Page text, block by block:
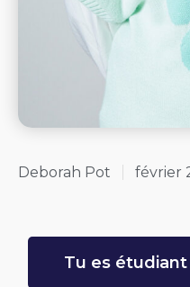
Deborah Pot février
Tu es